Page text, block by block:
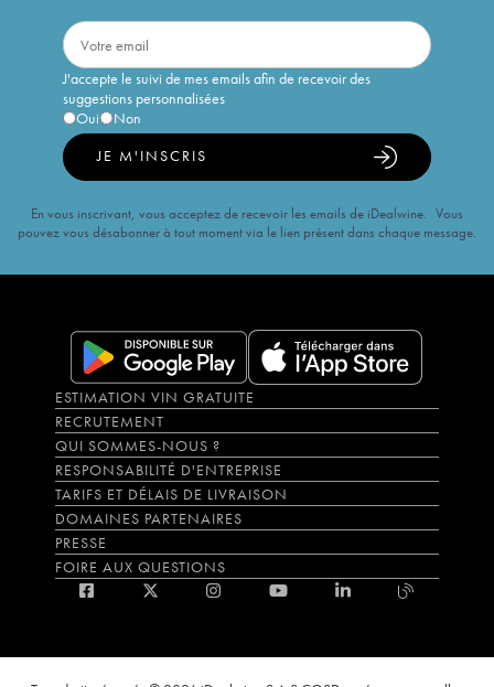
J'accepte le suivi de mes emails afin de recevoir des
suggestions personnalisées
Oui
Non
JE M'INSCRIS
En vous inscrivant, vous acceptez de recevoir les emails de iDealwine. Vous
pouvez vous désabonner à tout moment via le lien présent dans chaque message.
ESTIMATION VIN GRATUITE
RECRUTEMENT
QUI SOMMES-NOUS ?
RESPONSABILITÉ D'ENTREPRISE
TARIFS ET DÉLAIS DE LIVRAISON
DOMAINES PARTENAIRES
PRESSE
FOIRE AUX QUESTIONS